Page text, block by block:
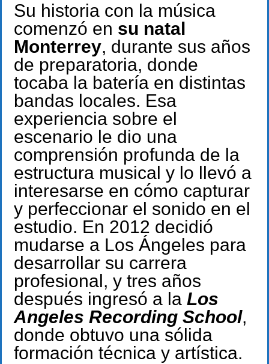
Su historia con la música
comenzó en su natal
Monterrey, durante sus años
de preparatoria, donde
tocaba la batería en distintas
bandas locales. Esa
experiencia sobre el
escenario le dio una
comprensión profunda de la
estructura musical y lo llevó a
interesarse en cómo capturar
y perfeccionar el sonido en el
estudio. En 2012 decidió
mudarse a Los Ángeles para
desarrollar su carrera
profesional, y tres años
después ingresó a la Los
Angeles Recording School,
donde obtuvo una sólida
formación técnica y artística.